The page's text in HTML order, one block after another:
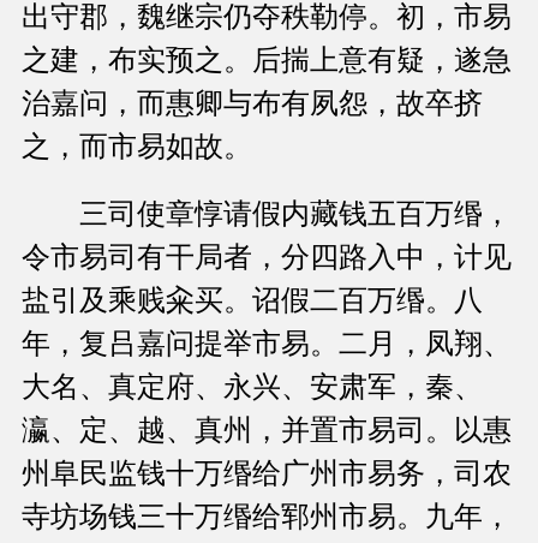
出守郡，魏继宗仍夺秩勒停。初，市易
之建，布实预之。后揣上意有疑，遂急
治嘉问，而惠卿与布有夙怨，故卒挤
之，而市易如故。
三司使章惇请假内藏钱五百万缗，
令市易司有干局者，分四路入中，计见
盐引及乘贱籴买。诏假二百万缗。八
年，复吕嘉问提举市易。二月，凤翔、
大名、真定府、永兴、安肃军，秦、
瀛、定、越、真州，并置市易司。以惠
州阜民监钱十万缗给广州市易务，司农
寺坊场钱三十万缗给郓州市易。九年，